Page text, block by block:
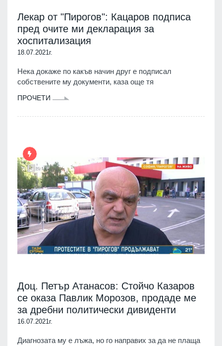
Лекар от "Пирогов": Кацаров подписа
пред очите ми декларация за
хоспитализация
18.07.2021г.
Нека докаже по какъв начин друг е подписал
собствените му документи, каза още тя
ПРОЧЕТИ
Доц. Петър Атанасов: Стойчо Казаров
се оказа Павлик Морозов, продаде ме
за дребни политически дивиденти
16.07.2021г.
Диагнозата му е лъжа, но го направих за да не плаща